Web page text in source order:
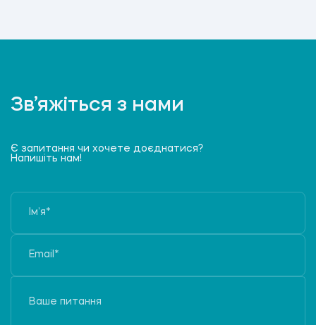
Зв’яжіться з нами
Є запитання чи хочете доєднатися?
Напишіть нам!